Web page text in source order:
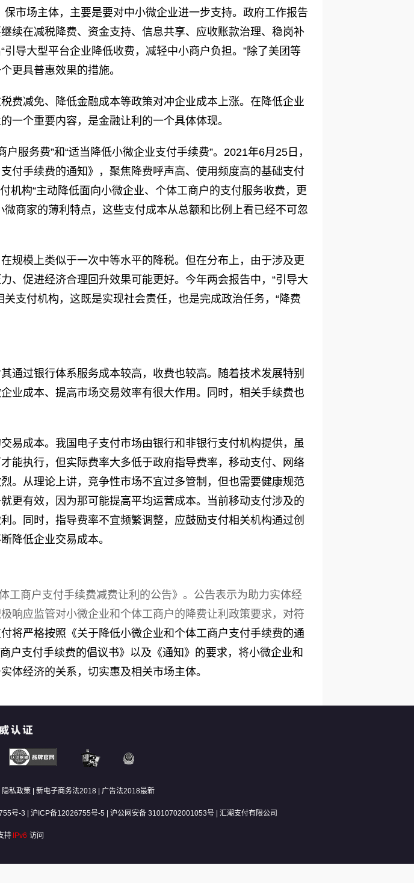
市场主体，主要是要对中小微企业进一步支持。政府工作报告
续在减税降费、资金支持、信息共享、应收账款治理、稳岗补
导大型平台企业降低收费，减轻中小商户负担。”除了美团等
更具普惠效果的措施。
费减免、降低金融成本等政策对冲企业成本上涨。在降低企业
一个重要内容，是金融让利的一个具体体现。
服务费”和“适当降低小微企业支付手续费”。2021年6月25日，
付手续费的通知》，聚焦降费呼声高、使用频度高的基础支付
机构“主动降低面向小微企业、个体工商户的支付服务收费，更
商家的薄利特点，这些支付成本从总额和比例上看已经不可忽
规模上类似于一次中等水平的降税。但在分布上，由于涉及更
、促进经济合理回升效果可能更好。今年两会报告中，“引导大
支付机构，这既是实现社会责任，也是完成政治任务，“降费
通过银行体系服务成本较高，收费也较高。随着技术发展特别
业成本、提高市场交易效率有很大作用。同时，相关手续费也
易成本。我国电子支付市场由银行和非银行支付机构提供，虽
能执行，但实际费率大多低于政府指导费率，移动支付、网络
。从理论上讲，竞争性市场不宜过多管制，但也需要健康规范
更有效，因为那可能提高平均运营成本。当前移动支付涉及的
。同时，指导费率不宜频繁调整，应鼓励支付相关机构通过创
降低企业交易成本。
工商户支付手续费减费让利的公告》。公告表示为助力实体经
响应监管对小微企业和个体工商户的降费让利政策要求，对符
将严格按照《关于降低小微企业和个体工商户支付手续费的通
户支付手续费的倡议书》以及《通知》的要求，将小微企业和
体经济的关系，切实惠及相关市场主体。
隐私政策 新电子商务法2018 广告法2018最新
号-3 沪ICP备12026755号-5 沪公网安备 31010702001053号 | 汇潮支付有限公司
持 IPv6 访问